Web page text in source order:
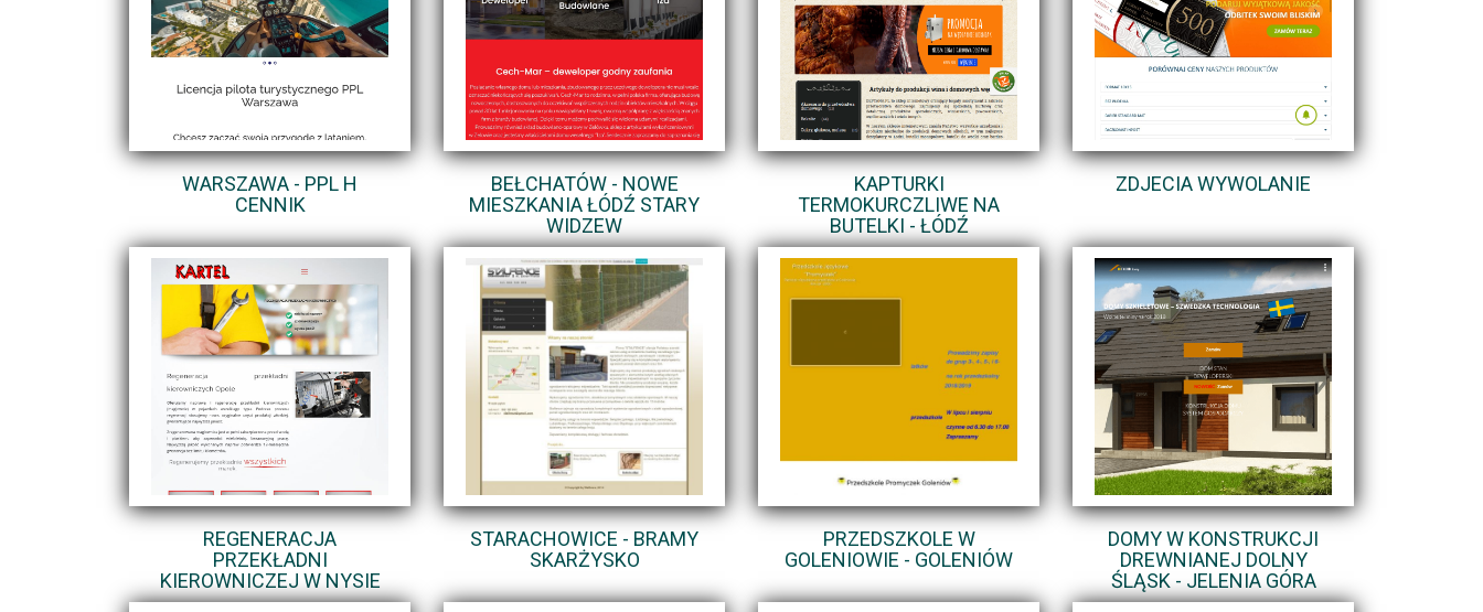
WARSZAWA - PPL H
CENNIK
BEŁCHATÓW - NOWE
MIESZKANIA ŁÓDŹ STARY
WIDZEW
KAPTURKI
TERMOKURCZLIWE NA
BUTELKI - ŁÓDŹ
ZDJECIA WYWOLANIE
REGENERACJA
PRZEKŁADNI
KIEROWNICZEJ W NYSIE
STARACHOWICE - BRAMY
SKARŻYSKO
PRZEDSZKOLE W
GOLENIOWIE - GOLENIÓW
DOMY W KONSTRUKCJI
DREWNIANEJ DOLNY
ŚLĄSK - JELENIA GÓRA